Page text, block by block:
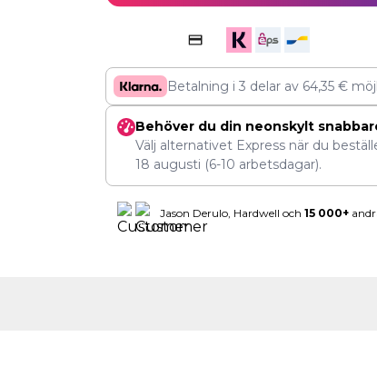
Betalning i 3 delar av 64,35€
Behöver du din neonskylt
Välj alternativet Express när du
18 augusti (6-10 arbetsdagar).
Jason Derulo, Hardwell och 15 000+